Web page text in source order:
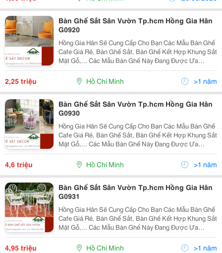
Bàn Ghế Sắt Sân Vườn Tp.hcm Hồng Gia Hân
G0920
Hồng Gia Hân Sẽ Cung Cấp Cho Bạn Các Mẫu Bàn Ghế
Cafe Giá Rẻ, Bàn Ghế Sắt, Bàn Ghế Kết Hợp Khung Sắt
Mặt Gỗ,... Các Mẫu Bàn Ghế Này Đang Được Ưa
Chuộng Nhất Trên Thị Trường Hiện Nay. Với Thiết Kế
Hiện Đại, Sang Trọng Phù Hợp Với 2-4 Ghế Ngồi Kèm
2,25 triệu Hồ Chí Minh >1 năm
Bàn Ghế Sắt Sân Vườn Tp.hcm Hồng Gia Hân
G0930
Hồng Gia Hân Sẽ Cung Cấp Cho Bạn Các Mẫu Bàn Ghế
Cafe Giá Rẻ, Bàn Ghế Sắt, Bàn Ghế Kết Hợp Khung Sắt
Mặt Gỗ,... Các Mẫu Bàn Ghế Này Đang Được Ưa
Chuộng Nhất Trên Thị Trường Hiện Nay. Với Thiết Kế
Hiện Đại, Sang Trọng Phù Hợp Với 2-4 Ghế Ngồi Kèm
4,6 triệu Hồ Chí Minh >1 năm
Bàn Ghế Sắt Sân Vườn Tp.hcm Hồng Gia Hân
G0931
Hồng Gia Hân Sẽ Cung Cấp Cho Bạn Các Mẫu Bàn Ghế
Cafe Giá Rẻ, Bàn Ghế Sắt, Bàn Ghế Kết Hợp Khung Sắt
Mặt Gỗ,... Các Mẫu Bàn Ghế Này Đang Được Ưa
Chuộng Nhất Trên Thị Trường Hiện Nay. Với Thiết Kế
Hiện Đại, Sang Trọng Phù Hợp Với 2-4 Ghế Ngồi Kèm
4,95 triệu Hồ Chí Minh >1 năm